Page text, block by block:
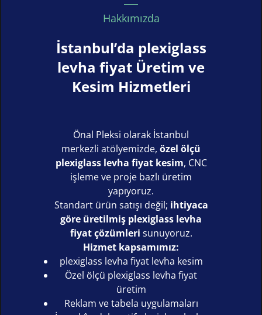
Hakkımızda
İstanbul’da plexiglass
levha fiyat Üretim ve
Kesim Hizmetleri
Önal Pleksi olarak İstanbul
merkezli atölyemizde, özel ölçü
plexiglass levha fiyat kesim, CNC
işleme ve proje bazlı üretim
yapıyoruz.
Standart ürün satışı değil; ihtiyaca
göre üretilmiş plexiglass levha
fiyat çözümleri sunuyoruz.
Hizmet kapsamımız:
plexiglass levha fiyat levha kesim
Özel ölçü plexiglass levha fiyat
üretim
Reklam ve tabela uygulamaları